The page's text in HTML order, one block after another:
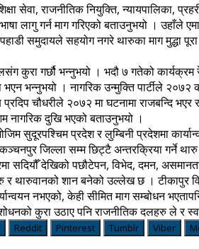
सेवा, राजनीतिक नियुक्ति, न्यायपालिका,
लागु गर्न माग गरिएको बताउनुभयो ।
समुदायले सहयोग नगरे थारुका माग मुद्धा
कुरा गर्छौ भन्नुभयो । भदौ ७ गतेको
भन्नुभयो । नागरिक उन्मुक्ति पार्टीले २०७२
चौधरीले २०७२ मा घटनामा राजबन्दि
नागरिक दुखि भएको बताउनुभयो ।
सुदूरपश्चिम प्रदेश र लुम्बिनी प्रदेशमा
जिल्ला सम्म छिट्टै अन्तरक्रिया गर्ने
सदियौँ देखिको पछौटेपन, विभेद, दमन,
थारुवानको शान बनेको उल्लेख छ । टीकापुर
नभएको, केही सीमित माग सम्बोधन
कुरा उठाए पनि राजनीतिक दलहरु ले
Reddit Pinterest Tumblr Viber